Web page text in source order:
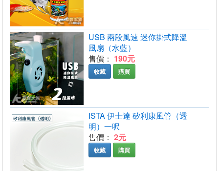
USB 兩段風速 迷你掛式降溫
風扇（水藍）
售價： 190元
收藏 購買
ISTA 伊士達 矽利康風管（透
明）一呎
售價： 2元
收藏 購買